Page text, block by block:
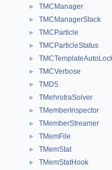
► TMCManager
► TMCManagerStack
► TMCParticle
► TMCParticleStatus
►
► TMCVerbose
► TMD5
► TMehrotraSolver
► TMemberInspector
► TMemberStreamer
► TMemFile
► TMemStat
► TMemStatHook